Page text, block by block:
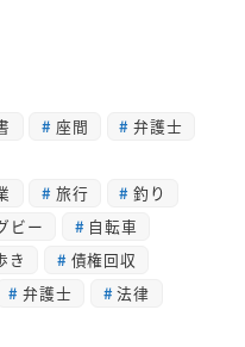
座間
弁護士
旅行
釣り
ビー
自転車
き
債権回収
弁護士
法律